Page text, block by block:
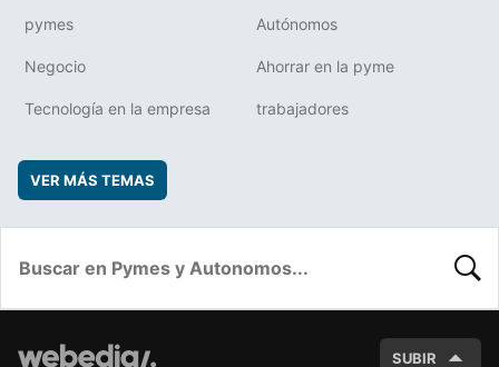
pymes Autónomos
Negocio Ahorrar en la pyme
Tecnología en la empresa trabajadores
VER MÁS TEMAS
SUBIR